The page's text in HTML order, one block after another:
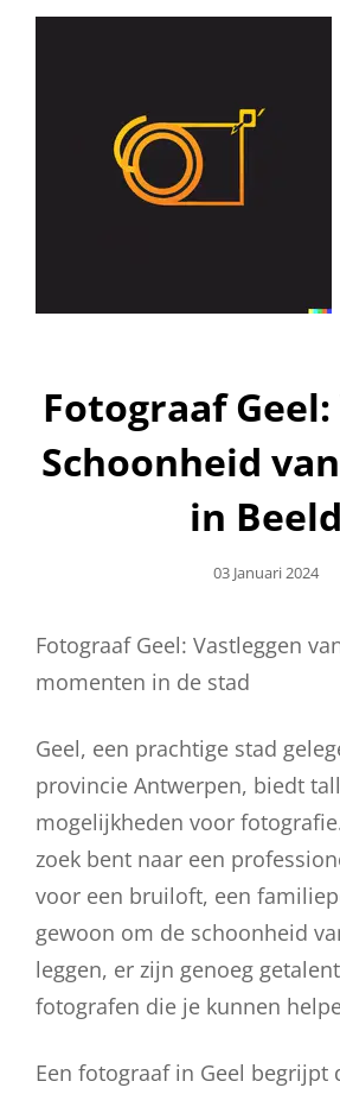
Fotograaf Geel:
Schoonheid
in Beeld
Geplaatst
03 Januari 2024
Fotograaf Geel: Vastleggen
momenten in de stad
Geel, een prachtige stad
provincie Antwerpen, biedt
mogelijkheden voor
zoek bent naar een
voor een bruiloft, een
gewoon om de schoonheid
leggen, er zijn genoeg
fotografen die je kunnen
Een fotograaf in Geel begrijpt